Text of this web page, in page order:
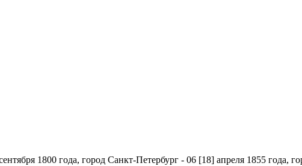
1800 года, город Санкт-Петербург - 06 [18] апреля 1855 года,